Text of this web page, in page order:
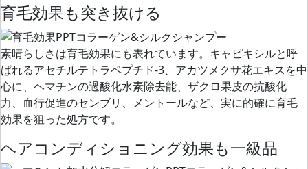
育毛効果も突き抜ける
素晴らしさは育毛効果にも表れています。キャピキシルと呼
ばれるアセチルテトラペプチド-3、アカツメクサ花エキスを中
心に、ヘマチンの過酸化水素除去能、ザクロ果皮の抗酸化
力、血行促進のセンブリ、メントールなど、実に的確に育毛
効果を狙った処方です。
ヘアコンディショニング効果も一級品